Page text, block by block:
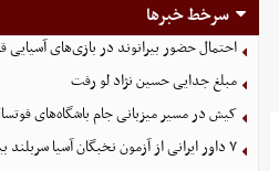
سرخط خبرها
احتمال حضور بیرانوند در بازی‌های
مبلغ جدایی حسین نژاد لو رفت
کیش در مسیر میزبانی جام باشگاه‌های فوتسال
۷ داور ایرانی از آزمون نخبگان آسیا سربلند بیرون آمدند